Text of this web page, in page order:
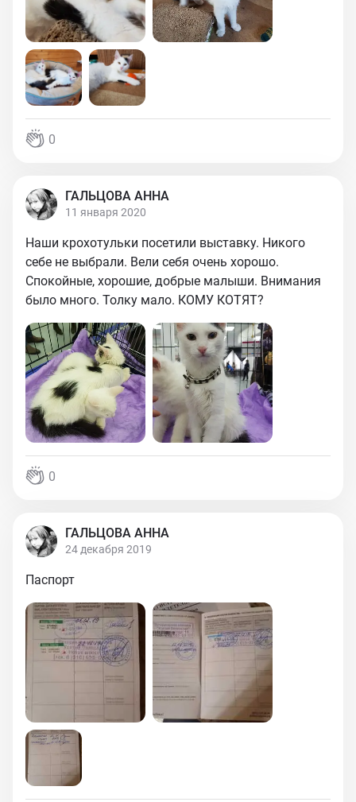
0
ГАЛЬЦОВА АННА
11 января 2020
Наши крохотульки посетили выставку. Никого
себе не выбрали. Вели себя очень хорошо.
Спокойные, хорошие, добрые малыши. Внимания
было много. Толку мало. КОМУ КОТЯТ?
0
ГАЛЬЦОВА АННА
24 декабря 2019
Паспорт